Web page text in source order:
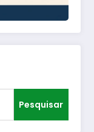
Pesquisar